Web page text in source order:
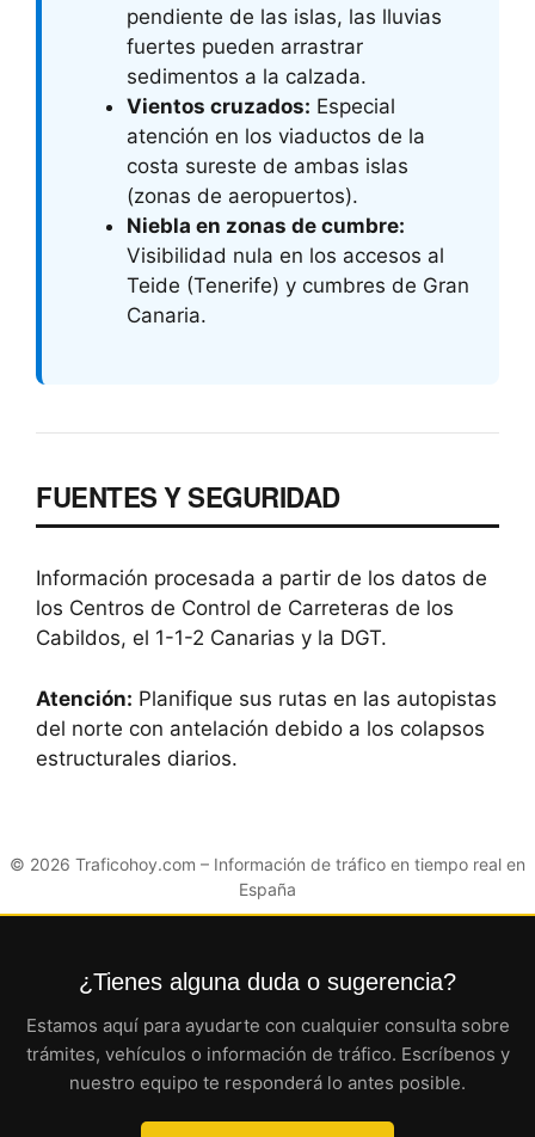
pendiente de las islas, las lluvias
fuertes pueden arrastrar
sedimentos a la calzada.
Vientos cruzados: Especial
atención en los viaductos de la
costa sureste de ambas islas
(zonas de aeropuertos).
Niebla en zonas de cumbre:
Visibilidad nula en los accesos al
Teide (Tenerife) y cumbres de Gran
Canaria.
FUENTES Y SEGURIDAD
Información procesada a partir de los datos de
los Centros de Control de Carreteras de los
Cabildos, el 1-1-2 Canarias y la DGT.
Atención: Planifique sus rutas en las autopistas
del norte con antelación debido a los colapsos
estructurales diarios.
© 2026 Traficohoy.com – Información de tráfico en tiempo real en
España
¿Tienes alguna duda o sugerencia?
Estamos aquí para ayudarte con cualquier consulta sobre
trámites, vehículos o información de tráfico. Escríbenos y
nuestro equipo te responderá lo antes posible.